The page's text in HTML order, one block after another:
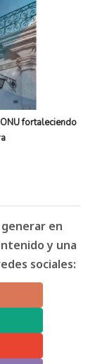
fortaleciendo
en
y una
sociales: